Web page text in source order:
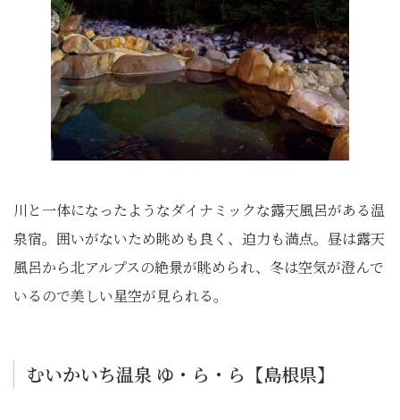
川と一体になったようなダイナミックな露天風呂がある温
泉宿。囲いがないため眺めも良く、迫力も満点。昼は露天
風呂から北アルプスの絶景が眺められ、冬は空気が澄んで
いるので美しい星空が見られる。
むいかいち温泉 ゆ・ら・ら【島根県】